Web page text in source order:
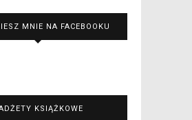
MNIE NA FACEBOOKU
KSIĄŻKOWE